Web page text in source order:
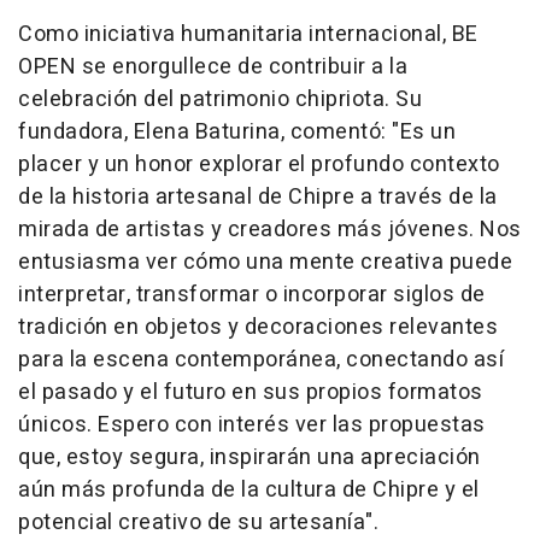
Como iniciativa humanitaria internacional, BE
OPEN se enorgullece de contribuir a la
celebración del patrimonio chipriota. Su
fundadora, Elena Baturina, comentó: "Es un
placer y un honor explorar el profundo contexto
de la historia artesanal de Chipre a través de la
mirada de artistas y creadores más jóvenes. Nos
entusiasma ver cómo una mente creativa puede
interpretar, transformar o incorporar siglos de
tradición en objetos y decoraciones relevantes
para la escena contemporánea, conectando así
el pasado y el futuro en sus propios formatos
únicos. Espero con interés ver las propuestas
que, estoy segura, inspirarán una apreciación
aún más profunda de la cultura de Chipre y el
potencial creativo de su artesanía".